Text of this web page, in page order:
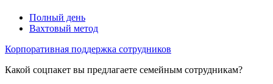
Полный день
Вахтовый метод
Корпоративная поддержка сотрудников
Какой соцпакет вы предлагаете семейным сотрудникам?